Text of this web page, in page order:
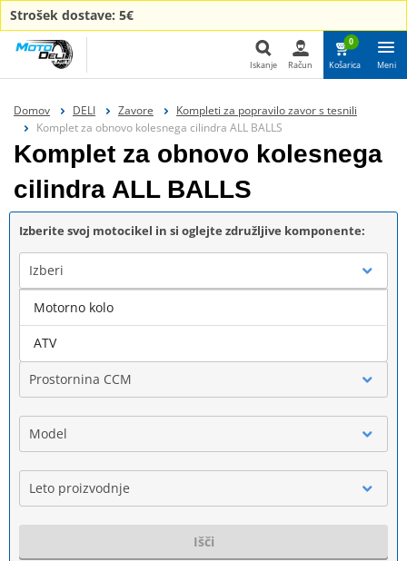
Strošek dostave: 5€
Iskanje
Iskanje Račun
0
Košarica Meni
Domov DELI Zavore
Kompleti za popravilo zavor s tesnili
Komplet za obnovo kolesnega cilindra ALL BALLS
Komplet za obnovo kolesnega
cilindra ALL BALLS
Izberite svoj motocikel in si oglejte združljive komponente:
Izberi
Blagovna znamka
Prostornina CCM
Model
Leto proizvodnje
Išči
Motorno kolo
ATV